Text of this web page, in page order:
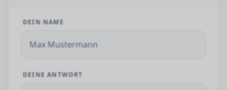
DEIN NAME
DEINE ANTWORT